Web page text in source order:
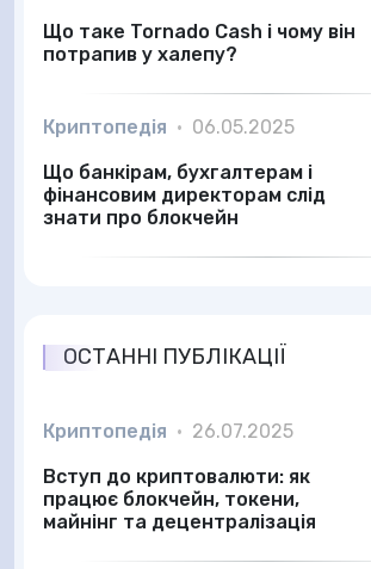
Що таке Tornado Cash і чому він
потрапив у халепу?
Криптопедія • 06.05.2025
Що банкірам, бухгалтерам і
фінансовим директорам слід
знати про блокчейн
ОСТАННІ ПУБЛІКАЦІЇ
Криптопедія • 26.07.2025
Вступ до криптовалюти: як
працює блокчейн, токени,
майнінг та децентралізація